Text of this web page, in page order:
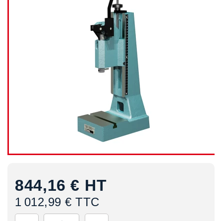
844,16 € HT
1 012,99 € TTC